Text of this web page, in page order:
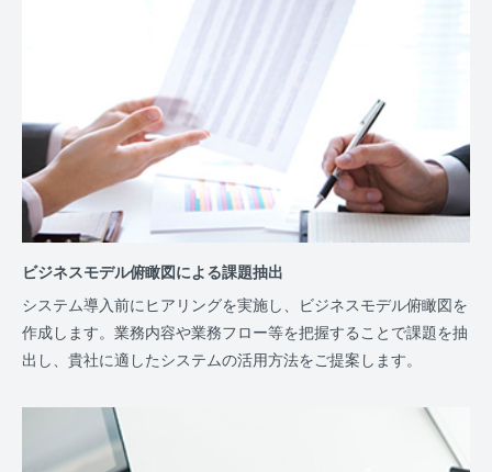
ビジネスモデル俯瞰図による課題抽出
システム導入前にヒアリングを実施し、ビジネスモデル俯瞰図を
作成します。業務内容や業務フロー等を把握することで課題を抽
出し、貴社に適したシステムの活用方法をご提案します。